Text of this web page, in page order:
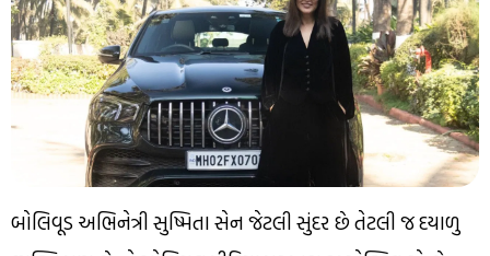
બોલિવૂડ અભિનેત્રી સુષ્મિતા સેન જેટલી સુંદર છે તેટલી જ દયાળુ